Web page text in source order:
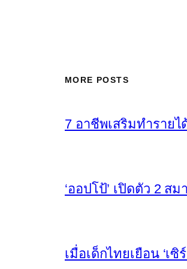
MORE POSTS
7 อาชีพเสริมทำราย
‘ออปโป้’ เปิดตัว 2 ส
เมื่อเด็กไทยเยือน ‘เซิร์